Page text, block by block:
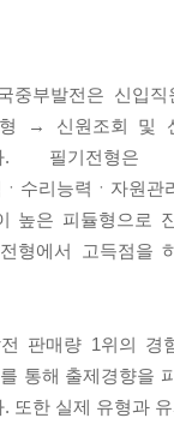
중부발전은 신입
→ 신원조회 및
. 필기전형은
수리능력ㆍ자원
높은 피듈형으로
형에서 고득점을
판매량 1위의
통해 출제경향을
또한 실제 유형과